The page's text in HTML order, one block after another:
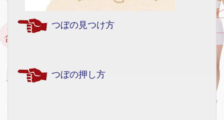
つぼの見つけ方
つぼの押し方